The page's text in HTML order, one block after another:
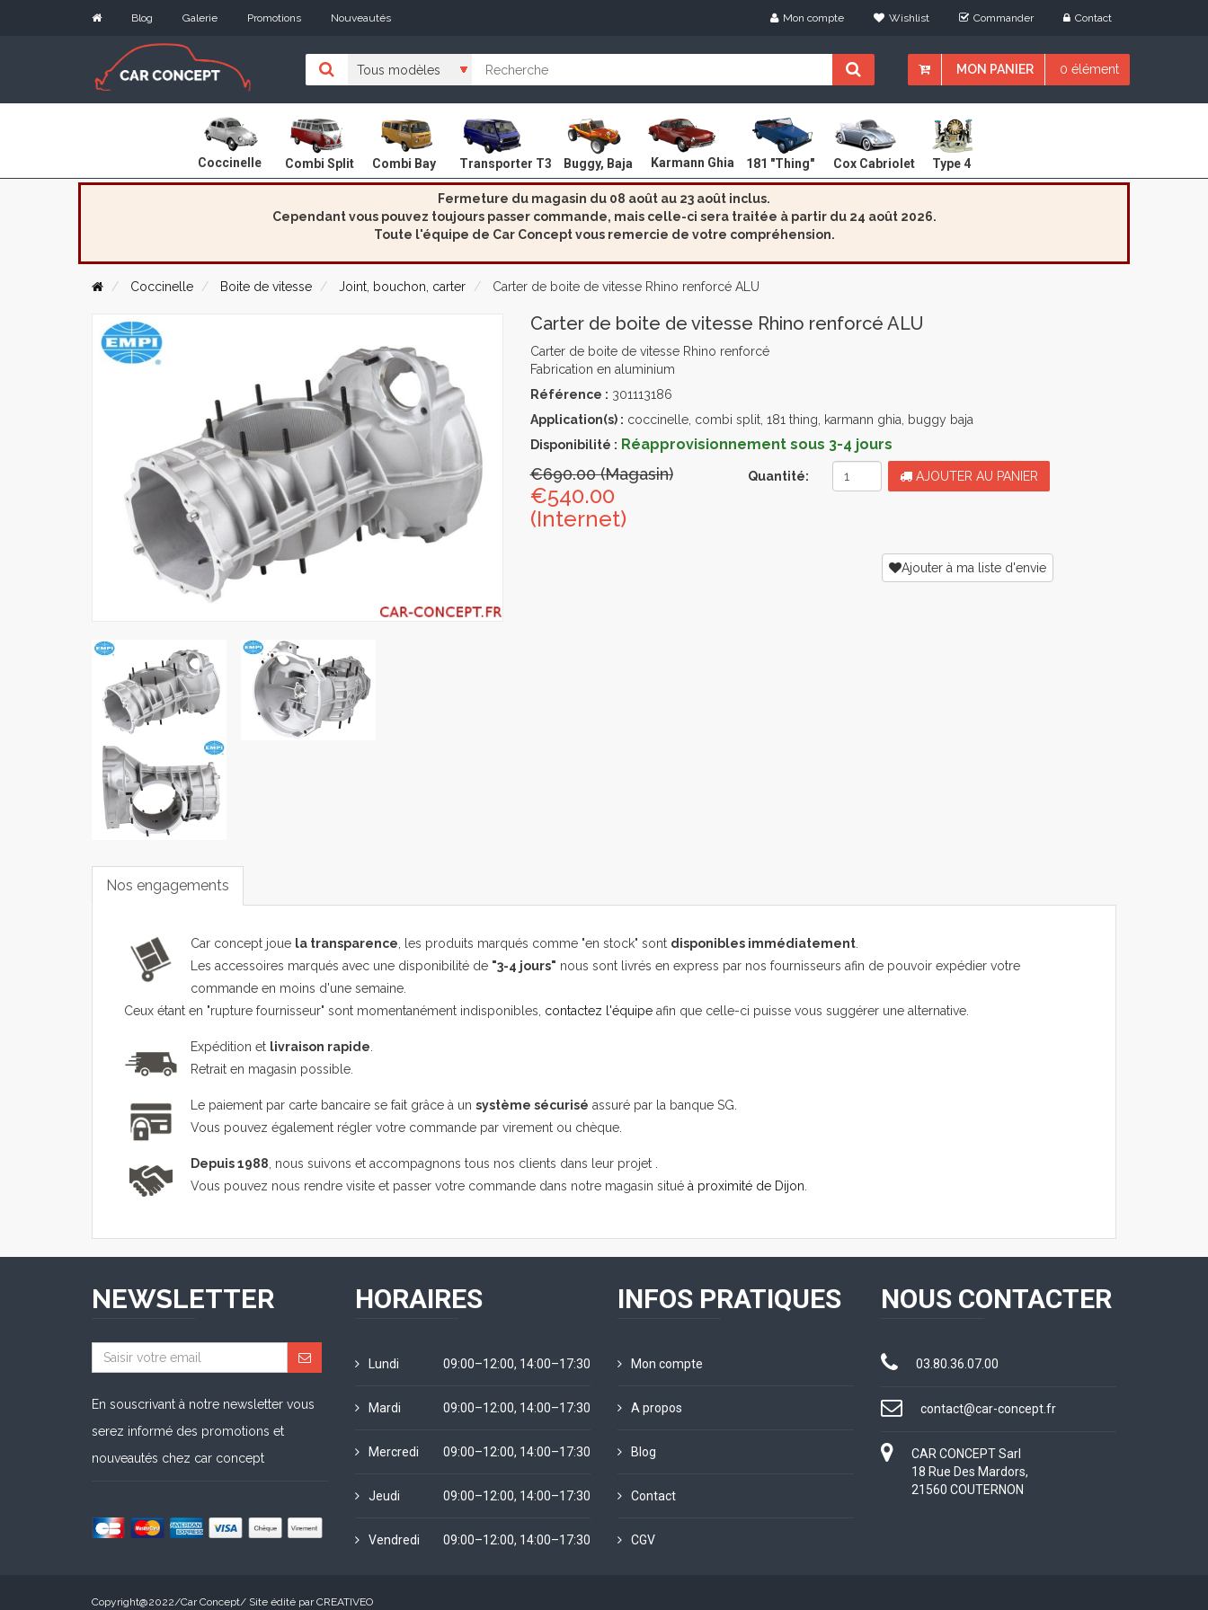
Blog Galerie Promotions Nouveautés Mon compte Wishlist Commander Contact
MON PANIER 0 élément
Coccinelle Combi Split Combi Bay Transporter T3 Buggy, Baja Karmann Ghia 181 "Thing" Cox Cabriolet Type 4
Fermeture du magasin du 08 août au 23 août inclus.
Cependant vous pouvez toujours passer commande, mais celle-ci sera traitée à partir du 24 août 2026.
Toute l'équipe de Car Concept vous remercie de votre compréhension.
Coccinelle Boite de vitesse Joint, bouchon, carter Carter de boite de vitesse Rhino renforcé ALU
Carter de boite de vitesse Rhino renforcé ALU
Carter de boite de vitesse Rhino renforcé
Fabrication en aluminium
Référence : 301113186
Application(s) : coccinelle, combi split, 181 thing, karmann ghia, buggy baja
Disponibilité : Réapprovisionnement sous 3-4 jours
€690.00 (Magasin)
€540.00
(Internet)
Quantité: AJOUTER AU PANIER
Ajouter à ma liste d'envie
Nos engagements
Car concept joue la transparence, les produits marqués comme "en stock" sont disponibles immédiatement.
Les accessoires marqués avec une disponibilité de "3-4 jours" nous sont livrés en express par nos fournisseurs afin de pouvoir expédier votre
commande en moins d'une semaine.
Ceux étant en "rupture fournisseur" sont momentanément indisponibles, contactez l'équipe afin que celle-ci puisse vous suggérer une alternative.
Expédition et livraison rapide.
Retrait en magasin possible.
Le paiement par carte bancaire se fait grâce à un système sécurisé assuré par la banque SG.
Vous pouvez également régler votre commande par virement ou chèque.
Depuis 1988, nous suivons et accompagnons tous nos clients dans leur projet .
Vous pouvez nous rendre visite et passer votre commande dans notre magasin situé à proximité de Dijon.
NEWSLETTER
En souscrivant à notre newsletter vous
serez informé des promotions et
nouveautés chez car concept
HORAIRES
Lundi 09:00–12:00, 14:00–17:30
Mardi 09:00–12:00, 14:00–17:30
Mercredi 09:00–12:00, 14:00–17:30
Jeudi 09:00–12:00, 14:00–17:30
Vendredi 09:00–12:00, 14:00–17:30
INFOS PRATIQUES
Mon compte
A propos
Blog
Contact
CGV
NOUS CONTACTER
03.80.36.07.00
contact@car-concept.fr
CAR CONCEPT Sarl
18 Rue Des Mardors,
21560 COUTERNON
Copyright@2022/Car Concept/ Site édité parCREATIVEO